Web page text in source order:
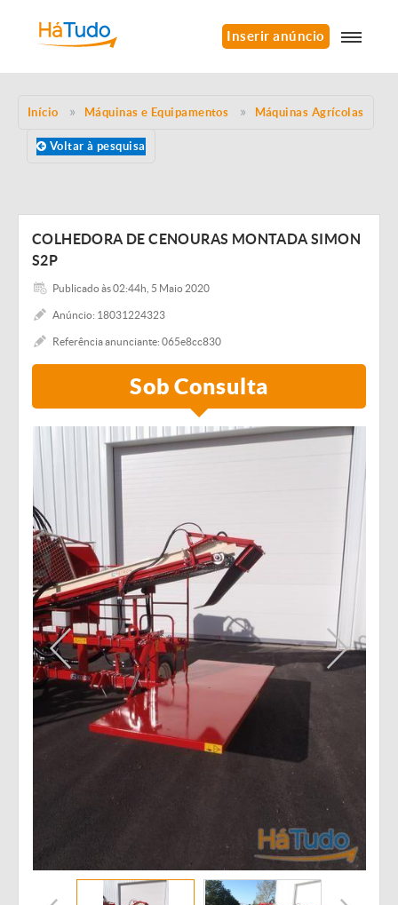
Inserir anúncio
Início Máquinas e Equipamentos Máquinas Agrícolas
Voltar à pesquisa
COLHEDORA DE CENOURAS MONTADA SIMON
S2P
Publicado às 02:44h, 5 Maio 2020
Anúncio: 18031224323
Referência anunciante: 065e8cc830
Sob Consulta